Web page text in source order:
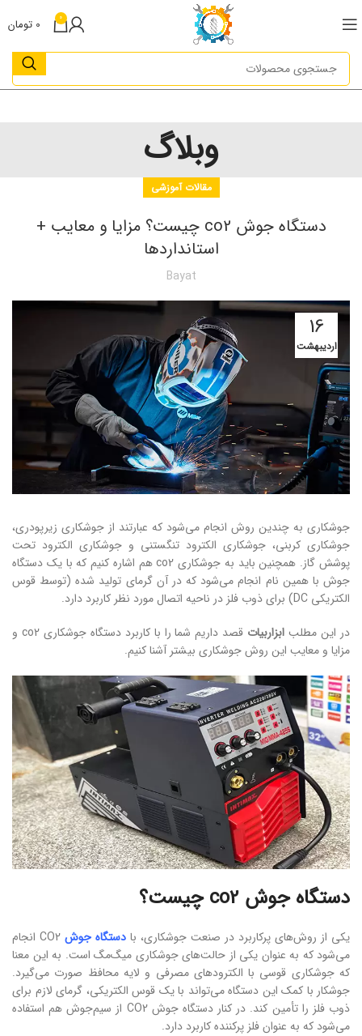
0
0 تومان
وبلاگ
مقالات آموزشی
دستگاه جوش co2 چیست؟ مزایا و معایب +
استانداردها
Bayat
16
اردیبهشت
جوشکاری به چندین روش انجام می‌شود که عبارتند از جوشکاری زیرپودری،
جوشکاری کربنی، جوشکاری الکترود تنگستنی و جوشکاری الکترود تحت
پوشش گاز. همچنین باید به جوشکاری co2 هم اشاره کنیم که با یک دستگاه
جوش با همین نام انجام می‌شود که در آن گرمای تولید شده (توسط قوس
الکتریکی DC) برای ذوب فلز در ناحیه اتصال مورد نظر کاربرد دارد.
در این مطلب ابزاربیات
قصد داریم شما را با کاربرد دستگاه جوشکاری co2 و
مزایا و معایب این روش جوشکاری بیشتر آشنا کنیم.
دستگاه جوش co2 چیست؟
یکی از روش‌های پرکاربرد در صنعت جوشکاری، با دستگاه جوش
CO2 انجام
می‌شود که به عنوان یکی از حالت‌های جوشکاری میگ‌مگ است. به این معنا
که جوشکاری قوسی با الکترودهای مصرفی و لایه محافظ صورت می‌گیرد.
جوشکار با کمک این دستگاه می‌تواند با یک قوس الکتریکی، گرمای لازم برای
ذوب فلز را تأمین کند. در کنار دستگاه جوش CO2 از سیم‌جوش هم استفاده
می‌شود که به عنوان فلز پرکننده کاربرد دارد.